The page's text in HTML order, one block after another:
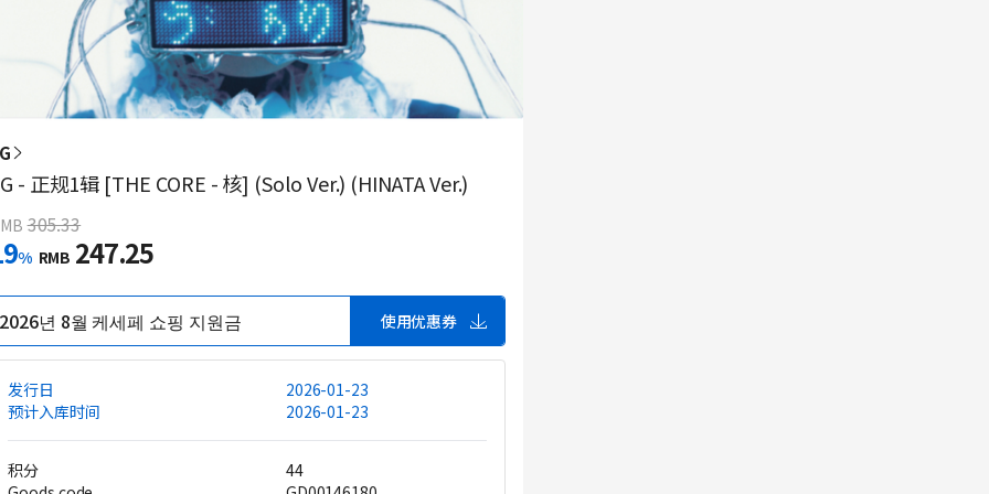
- 正规1辑 [THE CORE - 核] (Solo Ver.) (HINATA Ver.)
305.33
% RMB 247.25
2026년 8월 케세페 쇼핑 지원금 使用优惠券
发行日
2026-01-23
预计入库时间
2026-01-23
积分
44